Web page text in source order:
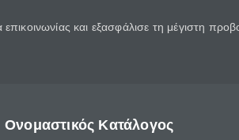
και εξασφάλισε τη μέγιστη
Ονομαστικός Κατάλογος